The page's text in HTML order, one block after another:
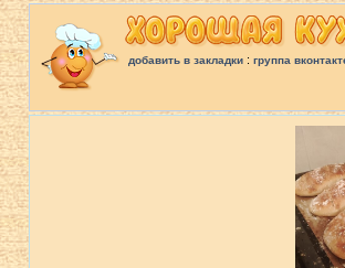
добавить в закладки: группа